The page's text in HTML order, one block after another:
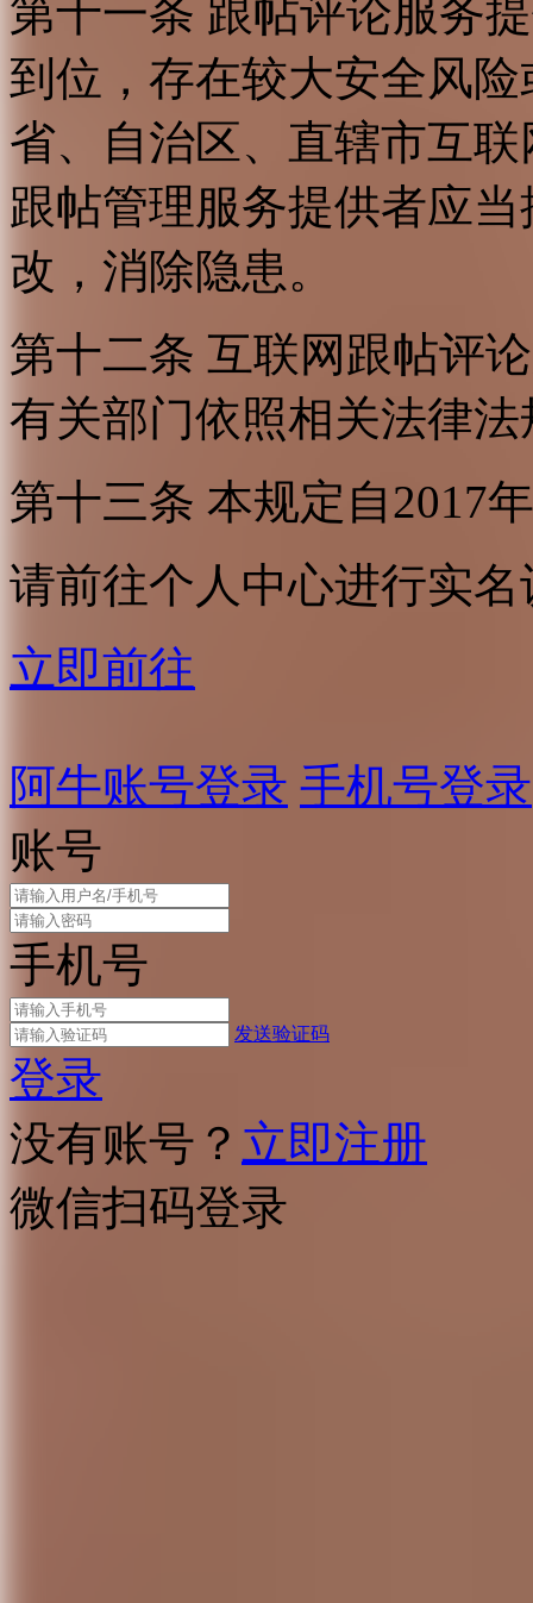
第十一条 跟帖评论服务
到位，存在较大安全风
省、自治区、直辖市互
跟帖管理服务提供者应
改，消除隐患。
第十二条 互联网跟帖评
有关部门依照相关法律
第十三条 本规定自2017
请前往个人中心进行实名
立即前往
阿牛账号登录 手机号登录
账号
手机号
发送验证码
登录
没有账号？ 立即注册
微信扫码登录